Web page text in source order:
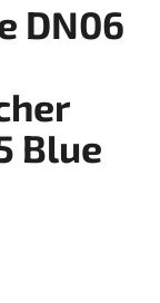
DN06
Blue